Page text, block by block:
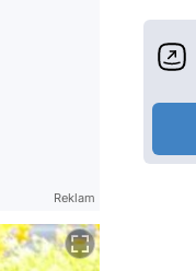
Reklam